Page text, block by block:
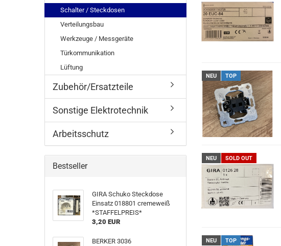
NEU TOP
NEU SOLD OUT
NEU TOP
Schalter / Steckdosen
Verteilungsbau
Werkzeuge / Messgeräte
Türkommunikation
Lüftung
Zubehör/Ersatzteile
Sonstige Elektrotechnik
Arbeitsschutz
Bestseller
GIRA Schuko Steckdose
Einsatz 018801 cremeweiß
*STAFFELPREIS*
3,20 EUR
BERKER 3036